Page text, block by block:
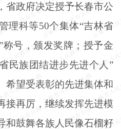
省政府决定授予长春市公
理科等50个集体“吉林省
号，颁发奖牌；授予金
民族团结进步先进个人”
希望受表彰的先进集体和
接再厉，继续发挥先进模
和鼓舞各族人民像石榴籽